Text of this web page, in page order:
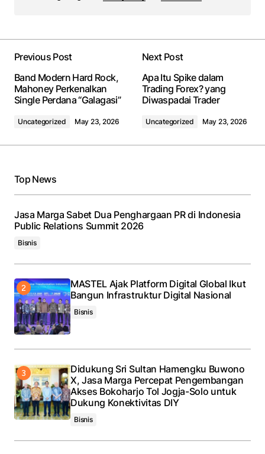
Previous Post
Band Modern Hard Rock,
Mahoney Perkenalkan
Single Perdana “Galagasi”
Uncategorized May 23, 2026
Next Post
Apa Itu Spike dalam
Trading Forex? yang
Diwaspadai Trader
Uncategorized May 23, 2026
Top News
Jasa Marga Sabet Dua Penghargaan PR di Indonesia
Public Relations Summit 2026
Bisnis
MASTEL Ajak Platform Digital Global Ikut
Bangun Infrastruktur Digital Nasional
Bisnis
Didukung Sri Sultan Hamengku Buwono
X, Jasa Marga Percepat Pengembangan
Akses Bokoharjo Tol Jogja-Solo untuk
Dukung Konektivitas DIY
Bisnis